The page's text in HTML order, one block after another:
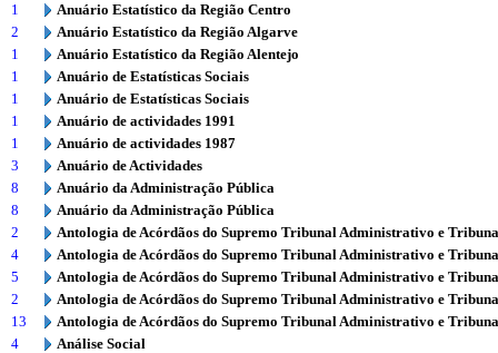
1
Anuário Estatístico da Região Centro
2
Anuário Estatístico da Região Algarve
1
Anuário Estatístico da Região Alentejo
1
Anuário de Estatísticas Sociais
1
Anuário de Estatísticas Sociais
1
Anuário de actividades 1991
1
Anuário de actividades 1987
3
Anuário de Actividades
8
Anuário da Administração Pública
8
Anuário da Administração Pública
2
Antologia de Acórdãos do Supremo Tribunal Administrativo e
4
Antologia de Acórdãos do Supremo Tribunal Administrativo e
5
Antologia de Acórdãos do Supremo Tribunal Administrativo e
2
Antologia de Acórdãos do Supremo Tribunal Administrativo e
13
Antologia de Acórdãos do Supremo Tribunal Administrativo e
4
Análise Social